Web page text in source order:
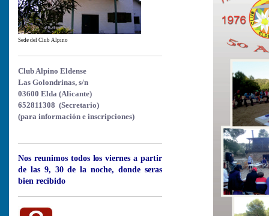
Sede del Club Alpino
Club Alpino Eldense
Las Golondrinas, s/n
03600 Elda (Alicante)
652811308 (Secretario)
(para información e inscripciones)
Nos reunimos todos los viernes a partir
de las 9, 30 de la noche, donde seras
bien recibido